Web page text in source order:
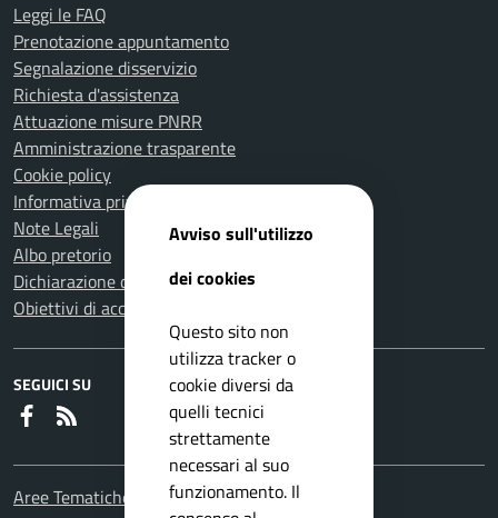
Leggi le FAQ
Prenotazione appuntamento
Segnalazione disservizio
Richiesta d'assistenza
Attuazione misure PNRR
Amministrazione trasparente
Cookie policy
Informativa privacy
Note Legali
Albo pretorio
Dichiarazione di accessibilità
Obiettivi di accessibilità
SEGUICI SU
Faceboook
Aree Tematiche
Avviso sull'utilizzo
dei cookies
Questo sito non
utilizza tracker o
cookie diversi da
quelli tecnici
strettamente
necessari al suo
funzionamento. Il